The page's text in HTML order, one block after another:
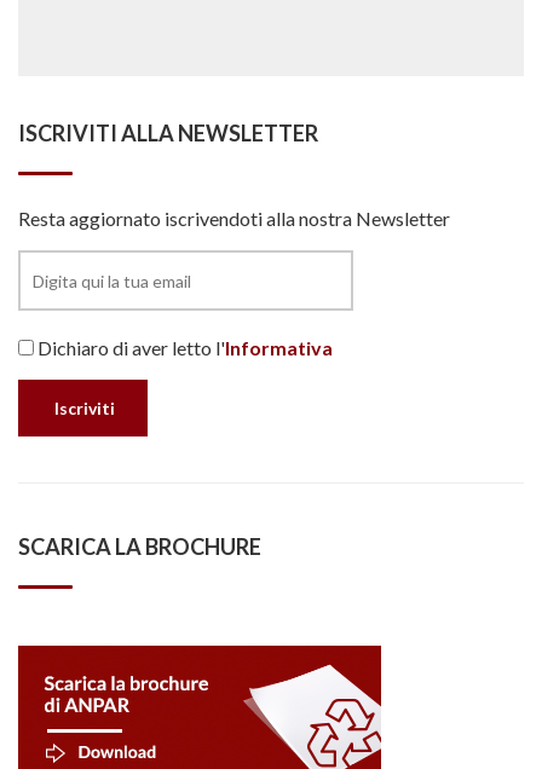
ISCRIVITI ALLA NEWSLETTER
Resta aggiornato iscrivendoti alla nostra Newsletter
Dichiaro di aver letto l'Informativa
SCARICA LA BROCHURE